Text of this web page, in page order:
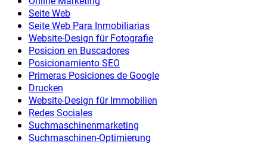
Seite Web
Seite Web Para Inmobiliarias
Website-Design für Fotografie
Posicion en Buscadores
Posicionamiento SEO
Primeras Posiciones de Google
Drucken
Website-Design für Immobilien
Redes Sociales
Suchmaschinenmarketing
Suchmaschinen-Optimierung